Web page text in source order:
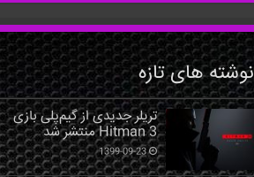
نوشته های تازه
تریلر جدیدی از گیم‌پلی بازی
Hitman 3 منتشر شد
1399-09-23